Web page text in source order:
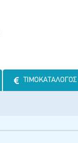
ΤΙΜΟΚΑΤΆΛΟΓΟΣ